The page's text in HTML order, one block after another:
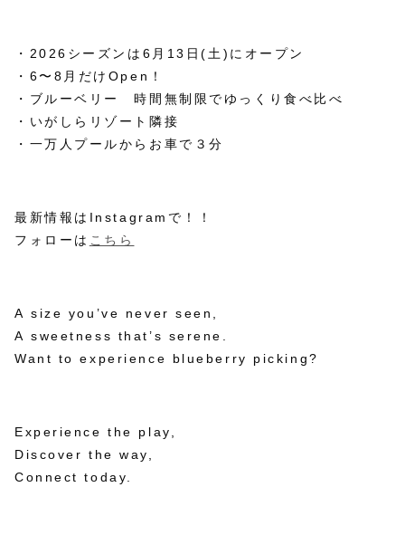
・2026シーズンは6月13日(土)にオープン
・6〜8月だけOpen！
・ブルーベリー 時間無制限でゆっくり食べ比べ
・いがしらリゾート隣接
・一万人プールからお車で３分
最新情報はInstagramで！！
フォローは こちら
A size you’ve never seen,
A sweetness that’s serene.
Want to experience blueberry picking?
Experience the play,
Discover the way,
Connect today.